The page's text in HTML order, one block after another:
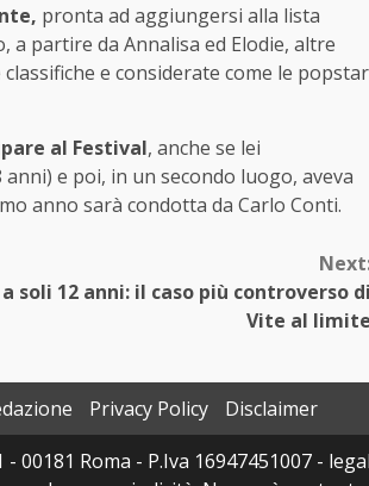
pronta ad aggiungersi alla lista
partire da Annalisa ed Elodie, altre
e considerate come le popstar
al Festival, anche se lei
e poi, in un secondo luogo, aveva
anno sarà condotta da Carlo Conti.
a soli 12 anni: il caso più controverso
Vite al
Privacy Policy
Disclaimer
Roma - P.Iva 16947451007 -